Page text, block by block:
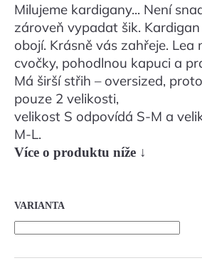
Milujeme kardigany... Není
zároveň vypadat šik.
obojí. Krásně vás zahřeje. Lea
cvočky, pohodlnou kapuci a
Má širší střih – oversized,
pouze 2 velikosti,
velikost S odpovídá S-M a
M-L.
Více o produktu níže ↓
VARIANTA
HLEDAT
D
P
O
R
U
J
M